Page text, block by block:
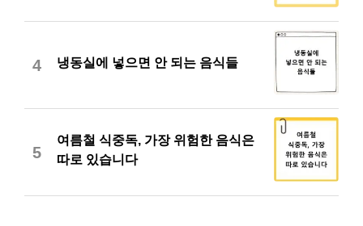
4 냉동실에 넣으면 안 되는 음식들
5
여름철 식중독, 가장 위험한 음식은
따로 있습니다